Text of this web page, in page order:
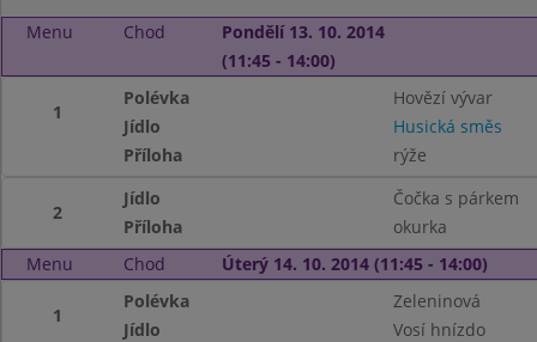
Menu Chod
Pondělí 13. 10. 2014
(11:45 - 14:00)
1
Polévka
Hovězí vývar
Jídlo
Husická směs
Příloha
rýže
2
Jídlo
Čočka s párkem
Příloha
okurka
Menu
Chod Úterý 14. 10. 2014 (11:45 - 14:00)
1
Polévka
Zeleninová
Jídlo
Vosí hnízdo